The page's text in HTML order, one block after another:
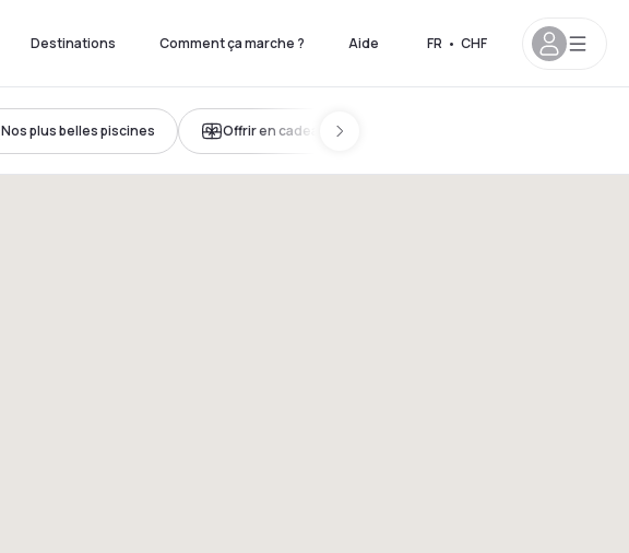
Destinations Comment ça marche ? Aide FR • CHF
Nos plus belles piscines Offrir en cadeau